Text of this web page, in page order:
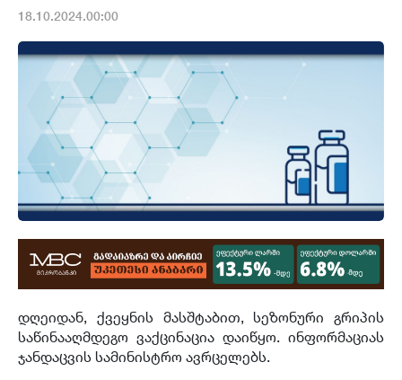
18.10.2024.00:00
დღეიდან, ქვეყნის მასშტაბით, სეზონური გრიპის
საწინააღმდეგო ვაქცინაცია დაიწყო. ინფორმაციას
ჯანდაცვის სამინისტრო ავრცელებს.